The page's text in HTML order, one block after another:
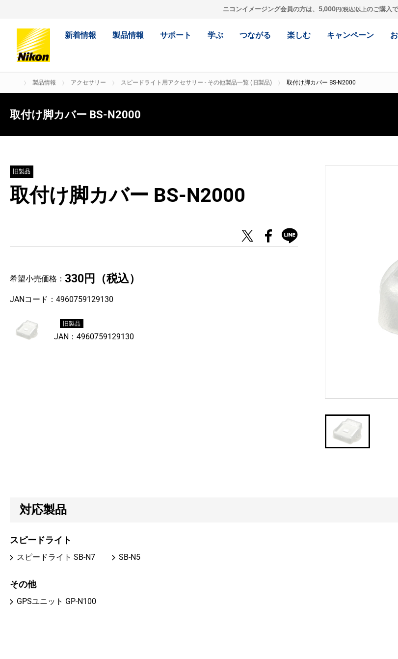
ニコンイメージング会員の方は、 5,000円(税込)以上のご購入
新着情報 製品情報 サポート 学ぶ つながる 楽しむ キャンペーン
製品情報 アクセサリー スピードライト用アクセサリー - その他製品一覧 (旧製品) 取付け脚カバー BS-N2000
取付け脚カバー BS-N2000
旧製品
取付け脚カバー BS-N2000
希望小売価格： 330円 （税込）
JANコード： 4960759129130
旧製品
JAN： 4960759129130
対応製品
スピードライト
スピードライト SB-N7 SB-N5
その他
GPSユニット GP-N100